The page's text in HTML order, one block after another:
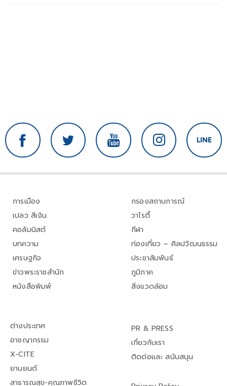
การเมือง
เปลว สีเงิน
คอลัมนิสต์
บทความ
เศรษฐกิจ
ข่าวพระราชสำนัก
หนังสือพิมพ์
กรองสถานการณ์
วาไรตี้
กีฬา
ท่องเที่ยว – ศิลปวัฒนธรรม
ประชาสัมพันธ์
ภูมิภาค
สิ่งแวดล้อม
ต่างประเทศ
อาชญากรรม
X-CITE
ยานยนต์
สาธารณสุข-คุณภาพชีวิต
PR & PRESS
เกี่ยวกับเรา
ติดต่อและ สนับสนุน